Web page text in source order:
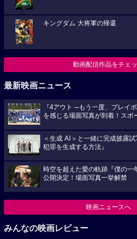
キングダム 大将軍の帰還
動画配信作品をチェ
最新映画ニュース
『4アウト ─もう一度、プレイ
を感じる場面写真が到着！スポ
＜生成 AI＞と一緒に完成披露
犯罪を生成する方法』
時空を超えた愛の軌跡『僕の一
公開決定！場面写真一挙解禁
映画ニュースへ
みんなの映画レビュー